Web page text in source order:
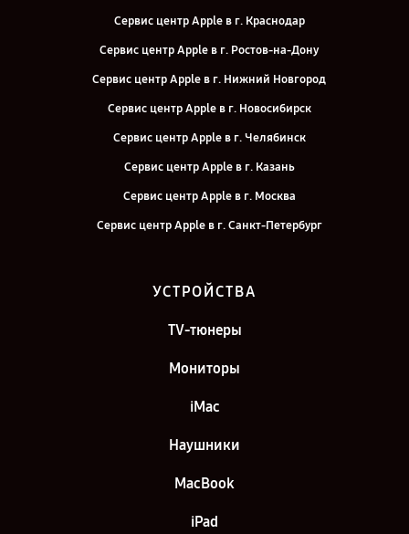
Сервис центр Apple в г. Краснодар
Сервис центр Apple в г. Ростов-на-Дону
Сервис центр Apple в г. Нижний Новгород
Сервис центр Apple в г. Новосибирск
Сервис центр Apple в г. Челябинск
Сервис центр Apple в г. Казань
Сервис центр Apple в г. Москва
Сервис центр Apple в г. Санкт-Петербург
УСТРОЙСТВА
TV-тюнеры
Мониторы
iMac
Наушники
MacBook
iPad